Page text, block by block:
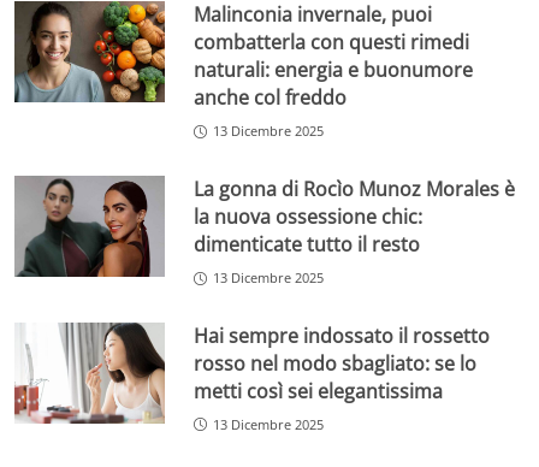
Malinconia invernale, puoi
combatterla con questi rimedi
naturali: energia e buonumore
anche col freddo
13 Dicembre 2025
La gonna di Rocìo Munoz Morales è
la nuova ossessione chic:
dimenticate tutto il resto
13 Dicembre 2025
Hai sempre indossato il rossetto
rosso nel modo sbagliato: se lo
metti così sei elegantissima
13 Dicembre 2025